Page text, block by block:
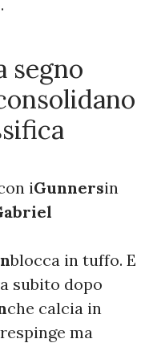
segno
iGunnersin
blocca in tuffo. E
subito dopo
che calcia in
ma